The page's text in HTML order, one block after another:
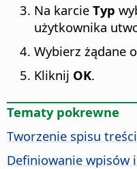
Na karcie Typ
użytkownika
Wybierz żądane
Kliknij OK.
Tematy pokrewne
Tworzenie spisu treści
Definiowanie wpisów